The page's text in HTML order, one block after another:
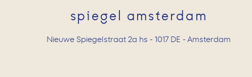
spiegel amsterdam
Nieuwe Spiegelstraat 2a hs - 1017 DE - Amsterdam